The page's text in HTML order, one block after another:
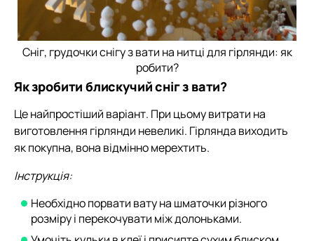
Сніг, грудочки снігу з вати на нитці для гірлянди: як
робити?
Як зробити блискучий сніг з вати?
Це найпростіший варіант. При цьому витрати на
виготовлення гірлянди невеликі. Гірлянда виходить
як покупна, вона відмінно мерехтить.
Інструкція:
Необхідно порвати вату на шматочки різного
розміру і перекочувати між долоньками.